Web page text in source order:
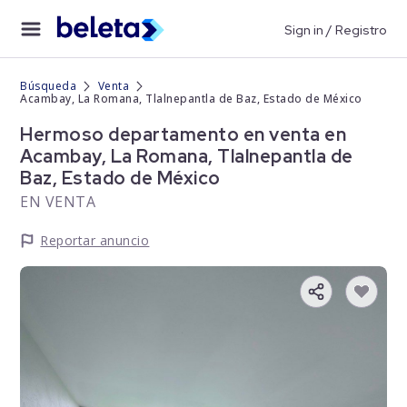
Sign in / Registro
Búsqueda
Venta
Acambay, La Romana, Tlalnepantla de Baz, Estado de México
Hermoso departamento en venta en
Acambay, La Romana, Tlalnepantla de
Baz, Estado de México
EN VENTA
Reportar anuncio